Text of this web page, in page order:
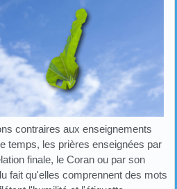
contraires aux enseignements
temps, les prières enseignées par
finale, le Coran ou par son
fait qu'elles comprennent des mots